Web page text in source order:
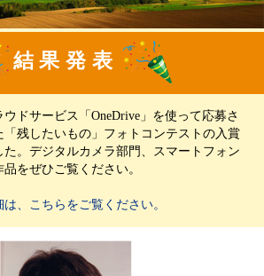
結果発表
ドサービス「OneDrive」を使って応募さ
残したいもの」フォトコンテストの入賞
。デジタルカメラ部門、スマートフォン
をぜひご覧ください。
、こちらをご覧ください。